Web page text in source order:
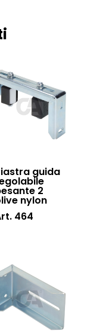
guida
2
nylon
464
Accessori
sospesi
Swing gates
accessories
Hardware
Inox